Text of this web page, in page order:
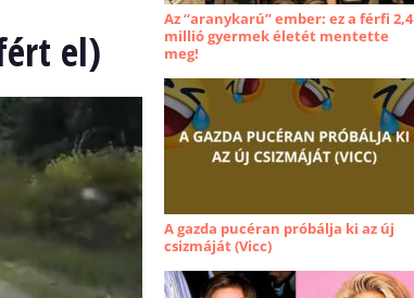
el)
Az “aranykarú” ember: ez a férfi 2,4
millió gyermek életét mentette
meg!
A gazda pucéran próbálja ki az új
csizmáját (Vicc)